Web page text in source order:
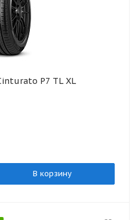
P7 TL XL
В корзину